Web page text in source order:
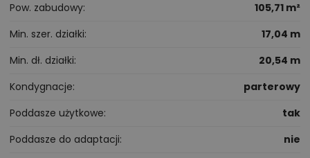
Pow. zabudowy
105,71 m²
Min. szer. działki
17,04 m
Min. dł. działki
20,54 m
Kondygnacje
parterowy
Poddasze użytkowe
tak
Poddasze do adaptacji
nie